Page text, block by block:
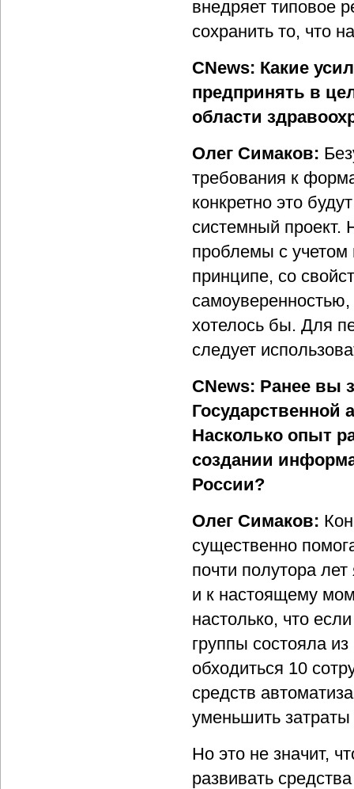
внедряет типовое
сохранить то, что
CNews: Какие
предпринять в
области
Олег Симаков:
требования к
конкретно это
системный проект.
проблемы с учетом
принципе, со
хотелось бы. Для
следует
CNews: Ранее вы
Государственной
Насколько опыт
создании
России?
Олег Симаков:
существенно
почти полутора
и к настоящему
настолько, что
группы состояла
обходиться 10
средств
уменьшить
Но это не значит,
развивать